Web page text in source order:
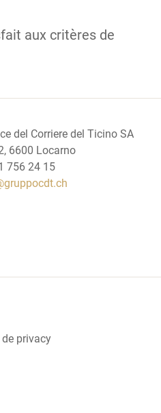
aux critères de
del Corriere del Ticino SA
6600 Locarno
756 24 15
privacy